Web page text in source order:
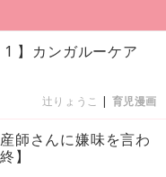
1 】カンガルーケア
辻りょうこ | 育児漫画
師さんに嫌味を言わ
】